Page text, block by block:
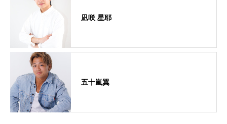
凪咲 星耶
五十嵐翼